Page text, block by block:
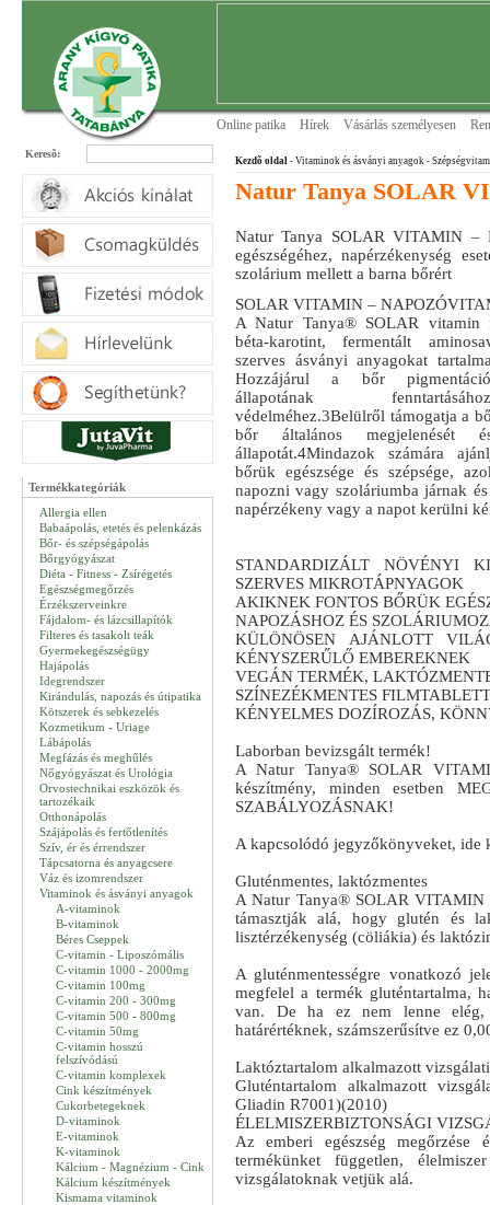
Online patika Hírek Vásárlás személyesen
Keresõ:
Termékkategóriák
Allergia ellen
Babaápolás, etetés és pelenkázás
Bőr- és szépségápolás
Bőrgyógyászat
Diéta - Fitness - Zsírégetés
Egészségmegőrzés
Érzékszerveinkre
Fájdalom- és lázcsillapítók
Filteres és tasakolt teák
Gyermekegészségügy
Hajápolás
Idegrendszer
Kirándulás, napozás és útipatika
Kötszerek és sebkezelés
Kozmetikum - Uriage
Lábápolás
Megfázás és meghűlés
Nőgyógyászat és Urológia
Orvostechnikai eszközök és
tartozékaik
Otthonápolás
Szájápolás és fertőtlenítés
Szív, ér és érrendszer
Tápcsatorna és anyagcsere
Váz és izomrendszer
Vitaminok és ásványi anyagok
A-vitaminok
B-vitaminok
Béres Cseppek
C-vitamin - Liposzómális
C-vitamin 1000 - 2000mg
C-vitamin 100mg
C-vitamin 200 - 300mg
C-vitamin 500 - 800mg
C-vitamin 50mg
C-vitamin hosszú
felszívódású
C-vitamin komplexek
Cink készítmények
Cukorbetegeknek
D-vitaminok
E-vitaminok
K-vitaminok
Kálcium - Magnézium - Cink
Kálcium készítmények
Kismama vitaminok
Kezdõ oldal - Vitaminok és ásványi anyagok -
Natur Tanya SOLAR
Natur Tanya SOLAR VITAMIN –
egészségéhez, napérzékenység
szolárium mellett a barna bőrért
SOLAR VITAMIN –
A Natur Tanya® SOLAR vitamin
béta-karotint, fermentált
szerves ásványi anyagokat
Hozzájárul a bőr
állapotának
védelméhez.3Belülről támogatja a
bőr általános
állapotát.4Mindazok számára
bőrük egészsége és szépsége,
napozni vagy szoláriumba járnak
napérzékeny vagy a napot kerülni
STANDARDIZÁLT NÖVÉNYI
SZERVES MIKROTÁPNYAGOK
AKIKNEK FONTOS BŐRÜK
NAPOZÁSHOZ ÉS
KÜLÖNÖSEN AJÁNLOTT
KÉNYSZERŰLŐ EMBEREKNEK
VEGÁN TERMÉK,
SZÍNEZÉKMENTES
KÉNYELMES DOZÍROZÁS,
Laborban bevizsgált termék!
A Natur Tanya® SOLAR
készítmény, minden esetben
SZABÁLYOZÁSNAK!
A kapcsolódó jegyzőkönyveket, ide
Gluténmentes, laktózmentes
A Natur Tanya® SOLAR VITAMIN
támasztják alá, hogy glutén és
lisztérzékenység (cöliákia) és
A gluténmentességre vonatkozó
megfelel a termék gluténtartalma,
van. De ha ez nem lenne elég,
határértéknek, számszerűsítve ez
Laktóztartalom alkalmazott
Gluténtartalom alkalmazott
Gliadin R7001)(2010)
ÉLELMISZERBIZTONSÁGI
Az emberi egészség
termékünket független,
vizsgálatoknak vetjük alá.